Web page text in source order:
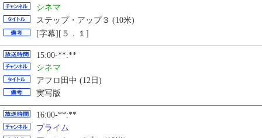
シネマ
ステップ・アップ３ (10米)
[字幕][５．１]
15:00-**:**
シネマ
アフロ田中 (12日)
実写版
16:00-**:**
プライム